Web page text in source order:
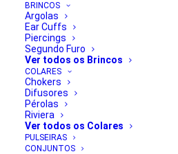
BRINCOS
Argolas
Ear Cuffs
Piercings
Segundo Furo
Ver todos os Brincos
COLARES
Chokers
Difusores
Pérolas
Riviera
Ver todos os Colares
PULSEIRAS
CONJUNTOS